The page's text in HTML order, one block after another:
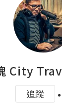
City
追蹤